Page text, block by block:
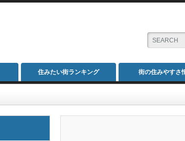
住みたい街ランキング 街の住みやすさ